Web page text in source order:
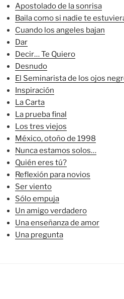
Apostolado de la sonrisa
Baila como si nadie te
Cuando los angeles bajan
Dar
Decir… Te Quiero
Desnudo
El Seminarista de los ojos
Inspiración
La Carta
La prueba final
Los tres viejos
México, otoño de 1998
Nunca estamos solos…
Quién eres tú?
Reflexión para novios
Ser viento
Sólo empuja
Un amigo verdadero
Una enseñanza de amor
Una pregunta